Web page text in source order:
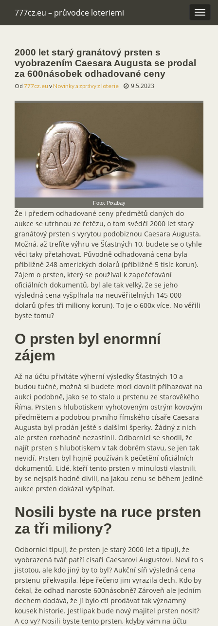
777cz.eu – průvodce loteriemi
2000 let starý granátový prsten s
vyobrazením Caesara Augusta se prodal
za 600násobek odhadované ceny
Od 777cz.eu vNovinky a zprávy z loterie 9.5.2023
Foto: Pixabay
Že i předem odhadované ceny předmětů daných do
aukce se utrhnou ze řetězu, o tom svědčí 2000 let starý
granátový prsten s vyrytou podobiznou Caesara Augusta.
Možná, až trefíte výhru ve Šťastných 10, budete se o tyhle
věci taky přetahovat. Původně odhadovaná cena byla
přibližně 248 amerických dolarů (přibližně 5 tisíc korun).
Zájem o prsten, který se používal k zapečeťování
oficiálních dokumentů, byl ale tak velký, že se jeho
výsledná cena vyšplhala na neuvěřitelných 145 000
dolarů (přes tři miliony korun). To je o 600x více. No věřili
byste tomu?
O prsten byl enormní
zájem
Až na účtu přivítáte výherní výsledky Šťastných 10 a
budou tučné, možná si budete moci dovolit přihazovat na
aukci podobně, jako se to stalo u prstenu ze starověkého
Říma. Prsten s hlubotiskem vyhotoveným ostrým kovovým
předmětem a podobou prvního římského císaře Caesara
Augusta byl prodán ještě s dalšími šperky. Žádný z nich
ale prsten rozhodně nezastínil. Odborníci se shodli, že
najít prsten s hlubotiskem v tak dobrém stavu, se jen tak
nevidí. Prsten byl hojně používán k pečetění oficiálních
dokumentů. Lidé, kteří tento prsten v minulosti vlastnili,
by se nejspíš hodně divili, na jakou cenu se během jediné
aukce prsten dokázal vyšplhat.
Nosili byste na ruce prsten
za tři miliony?
Odborníci tipují, že prsten je starý 2000 let a tipují, že
vyobrazená tvář patří císaři Caesarovi Augustovi. Neví to s
jistotou, ale kdo jiný by to byl? Aukční síň výsledná cena
prstenu překvapila, lépe řečeno jim vyrazila dech. Kdo by
čekal, že odhad naroste 600násobně? Zároveň ale jedním
dechem dodává, že jí bylo ctí prodávat tak významný
kousek historie. Jestlipak bude nový majitel prsten nosit?
A co vy? Nosili byste tento prsten, kdyby vám na účtu